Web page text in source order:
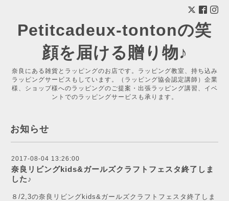
Petitcadeux-tontonの笑
顔を届ける贈り物♪
奈良にある雑貨とラッピングのお店です。ラッピング教室、持ち込み
ラッピングサービスもしています。（ラッピング協会認定講師）企業
様、ショップ様へのラッピングのご提案・出張ラッピング講習、イベ
ントでのラッピングサービスも承ります。
お知らせ
2017-08-04 13:26:00
奈良リビングkids&ガールズクラフトフェスタ終了しま
した♪
８/2,3の奈良リビングkids&ガールズクラフトフェスタ終了しま